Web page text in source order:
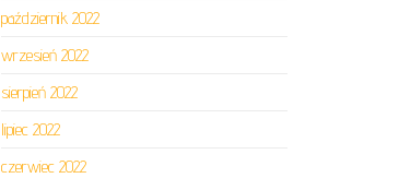
październik 2022
wrzesień 2022
sierpień 2022
lipiec 2022
czerwiec 2022